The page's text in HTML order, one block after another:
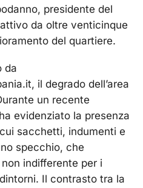
presidente del
da oltre venticinque
del quartiere.
da
il degrado dell’area
un recente
evidenziato la presenza
sacchetti, indumenti e
specchio, che
indifferente per i
Il contrasto tra la